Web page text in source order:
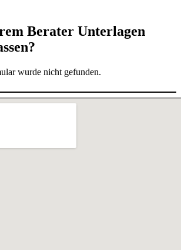
Berater Unterlagen
wurde nicht gefunden.